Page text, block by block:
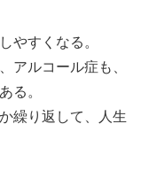
やすくなる。
アルコール症も、
る。
繰り返して、人生